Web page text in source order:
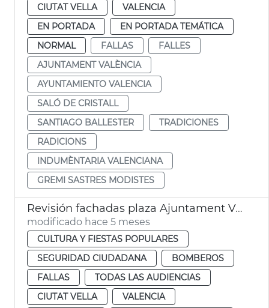
CIUTAT VELLA
VALENCIA
EN PORTADA
EN PORTADA TEMÁTICA
NORMAL
FALLAS
FALLES
AJUNTAMENT VALÈNCIA
AYUNTAMIENTO VALENCIA
SALÓ DE CRISTALL
SANTIAGO BALLESTER
TRADICIONES
RADICIONS
INDUMÈNTARIA VALENCIANA
GREMI SASTRES MODISTES
Revisión fachadas plaza Ajuntament València + Crida
modificado hace 5 meses
CULTURA Y FIESTAS POPULARES
SEGURIDAD CIUDADANA
BOMBEROS
FALLAS
TODAS LAS AUDIENCIAS
CIUTAT VELLA
VALENCIA